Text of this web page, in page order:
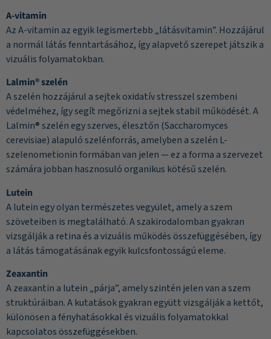
A-vitamin
Az A-vitamin az egyik legismertebb „látásvitamin”. Hozzájárul
a normál látás fenntartásához, így alapvető szerepet játszik a
vizuális folyamatokban.
Lalmin® szelén
A szelén hozzájárul a sejtek oxidatív stresszel szembeni
védelméhez, így segít megőrizni a sejtek stabil működését. A
Lalmin® szelén egy szerves, élesztőn (Saccharomyces
cerevisiae) alapuló szelénforrás, amelyben a szelén L-
szelenometionin formában van jelen — ez a forma a szervezet
számára jobban hasznosuló organikus kötésű szelén.
Lutein
A lutein egy olyan természetes vegyület, amely a szem
szöveteiben is megtalálható. A szakirodalomban gyakran
vizsgálják a retina és a vizuális működés összefüggésében, így
a látás támogatásának egyik kulcsfontosságú eleme.
Zeaxantin
A zeaxantin a lutein „párja”, amely szintén jelen van a szem
struktúráiban. A kutatások gyakran együtt vizsgálják a kettőt,
különösen a fényhatásokkal és vizuális folyamatokkal
kapcsolatos összefüggésekben.